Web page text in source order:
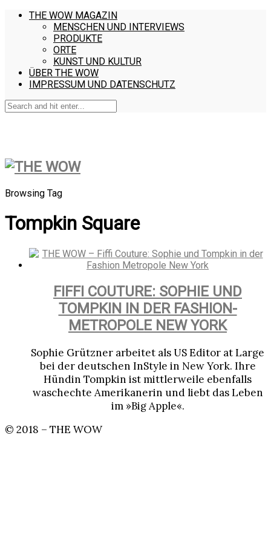
THE WOW MAGAZIN
MENSCHEN UND INTERVIEWS
PRODUKTE
ORTE
KUNST UND KULTUR
ÜBER THE WOW
IMPRESSUM UND DATENSCHUTZ
Browsing Tag
Tompkin Square
FIFFI COUTURE: SOPHIE UND
TOMPKIN IN DER FASHION-
METROPOLE NEW YORK
Sophie Grützner arbeitet als US Editor at Large
bei der deutschen InStyle in New York. Ihre
Hündin Tompkin ist mittlerweile ebenfalls
waschechte Amerikanerin und liebt das Leben
im »Big Apple«.
© 2018 – THE WOW